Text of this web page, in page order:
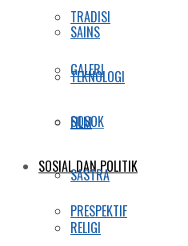
SAINS
TEKNOLOGI
SOSOK
SOSIAL DAN POLITIK
PRESPEKTIF
TRADISI
GALERI
FILM
SASTRA
RELIGI